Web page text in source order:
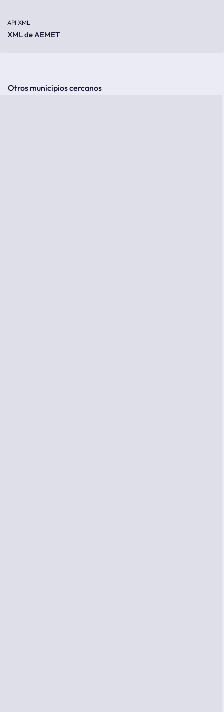
API XML
XML de AEMET
Otros municipios cercanos